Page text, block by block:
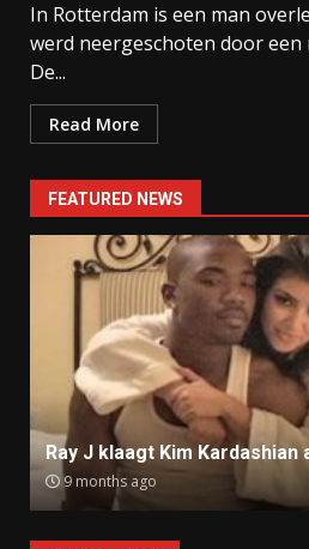
In Rotterdam is een man
werd neergeschoten door een
De...
Read More
FEATURED NEWS
Ray J klaagt Kim
9 months ago